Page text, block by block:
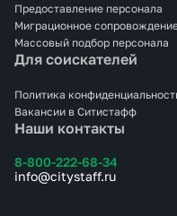
Наши контакты
8-800-222-68-34
info@citystaff.ru
Предоставление персонала
Миграционное
Массовый подбор персонала
Для соискателей
Политика
Вакансии в Ситистафф